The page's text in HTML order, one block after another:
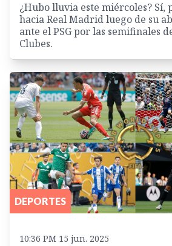
¿Hubo lluvia este miércoles? Sí,
hacia Real Madrid luego de su
ante el PSG por las semifinales
Clubes.
DEPORTES
10:36 PM 15 jun. 2025